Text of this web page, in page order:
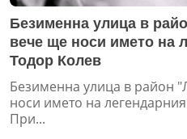
Безименна улица в
вече ще носи името на
Тодор Колев
Безименна улица в район
носи името на
При...